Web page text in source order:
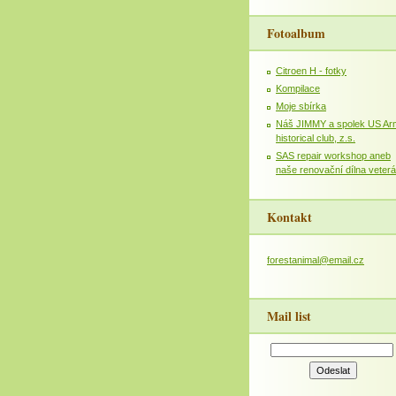
Fotoalbum
Citroen H - fotky
Kompilace
Moje sbírka
Náš JIMMY a spolek US
historical club, z.s.
SAS repair workshop aneb
naše renovační dílna
Kontakt
forestanimal@email.cz
Mail list